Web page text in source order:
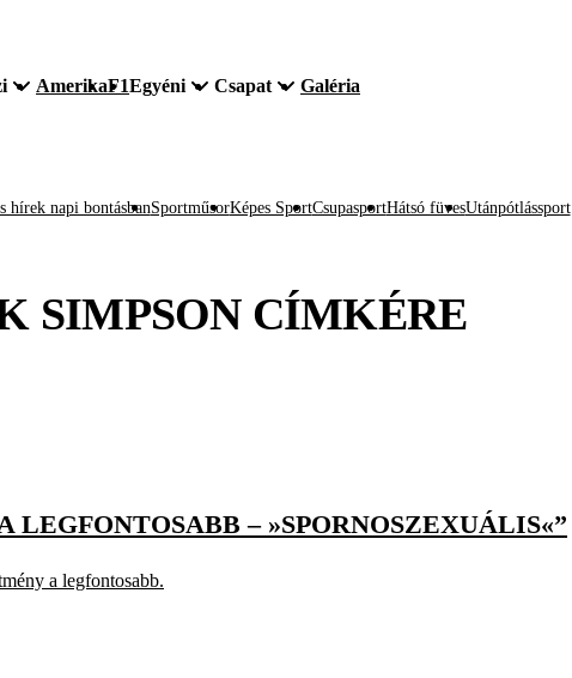
AmerikaF1Egyéni Csapat Galéria
hírek napi bontásbanSportműsorKépes SportCsupasportHátsó füvesUtánpótlássport
SIMPSONCÍMKÉRE
– »SPORNOSZEXUÁLIS«”
a legfontosabb.